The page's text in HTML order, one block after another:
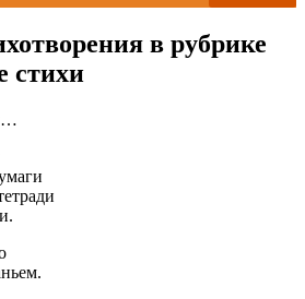
в рубрике
стихи